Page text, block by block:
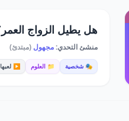
هل يطيل الزواج
منشئ التحدي:مجهول (مبتدئ)
🎭 شخصية 📁 العلوم ▶️ لعبها 2,445